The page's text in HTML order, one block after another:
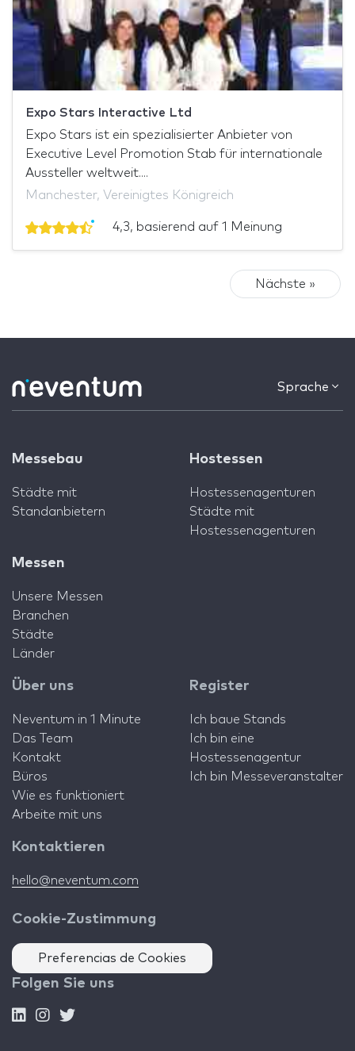
Expo Stars Interactive Ltd
Expo Stars ist ein spezialisierter Anbieter von
Executive Level Promotion Stab für internationale
Aussteller weltweit....
Manchester, Vereinigtes Königreich
4,3, basierend auf 1 Meinung
Nächste »
Sprache
Messebau
Städte mit
Standanbietern
Hostessen
Hostessenagenturen
Städte mit
Hostessenagenturen
Messen
Unsere Messen
Branchen
Städte
Länder
Über uns
Neventum in 1 Minute
Das Team
Kontakt
Büros
Wie es funktioniert
Arbeite mit uns
Register
Ich baue Stands
Ich bin eine
Hostessenagentur
Ich bin Messeveranstalter
Kontaktieren
hello@neventum.com
Cookie-Zustimmung
Preferencias de Cookies
Folgen Sie uns